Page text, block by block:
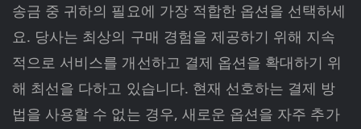
송금 중 귀하의 필요에 가장 적합한 옵션을 선택하세
요. 당사는 최상의 구매 경험을 제공하기 위해 지속
적으로 서비스를 개선하고 결제 옵션을 확대하기 위
해 최선을 다하고 있습니다. 현재 선호하는 결제 방
법을 사용할 수 없는 경우, 새로운 옵션을 자주 추가